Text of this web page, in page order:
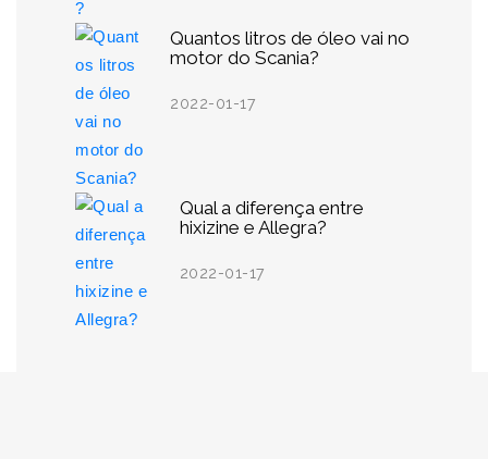
Quantos litros de óleo vai no
motor do Scania?
2022-01-17
Qual a diferença entre
hixizine e Allegra?
2022-01-17